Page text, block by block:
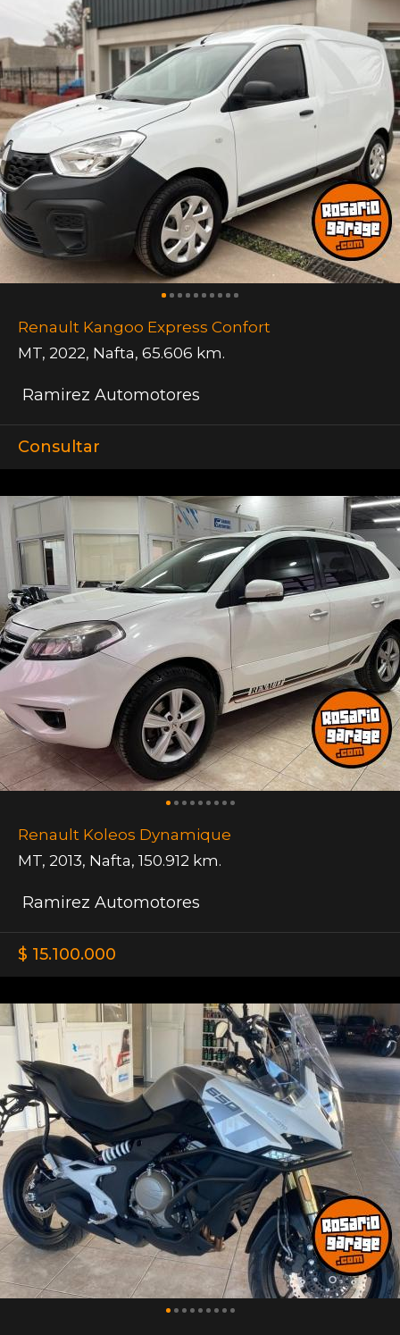
Renault Kangoo Express Confort
MT, 2022, Nafta, 65.606 km.
Ramirez Automotores
Consultar
Renault Koleos Dynamique
MT, 2013, Nafta, 150.912 km.
Ramirez Automotores
$ 15.100.000